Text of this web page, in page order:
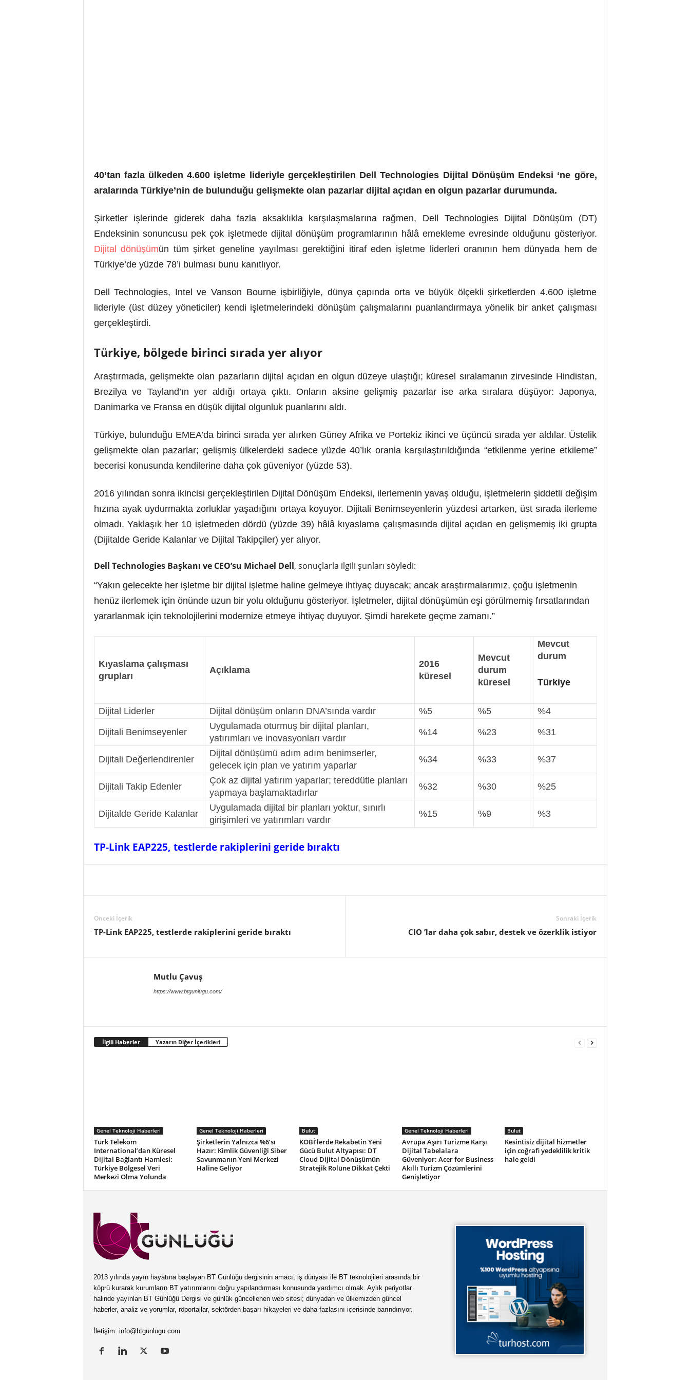
40’tan fazla ülkeden 4.600 işletme lideriyle gerçekleştirilen Dell Technologies Dijital Dönüşüm Endeksi ‘ne göre,
aralarında Türkiye’nin de bulunduğu gelişmekte olan pazarlar dijital açıdan en olgun pazarlar durumunda.
Şirketler işlerinde giderek daha fazla aksaklıkla karşılaşmalarına rağmen, Dell Technologies Dijital Dönüşüm (DT)
Endeksinin sonuncusu pek çok işletmede dijital dönüşüm programlarının hâlâ emekleme evresinde olduğunu gösteriyor.
Dijital dönüşümün tüm şirket geneline yayılması gerektiğini itiraf eden işletme liderleri oranının hem dünyada hem de
Türkiye’de yüzde 78’i bulması bunu kanıtlıyor.
Dell Technologies, Intel ve Vanson Bourne işbirliğiyle, dünya çapında orta ve büyük ölçekli şirketlerden 4.600 işletme
lideriyle (üst düzey yöneticiler) kendi işletmelerindeki dönüşüm çalışmalarını puanlandırmaya yönelik bir anket çalışması
gerçekleştirdi.
Türkiye, bölgede birinci sırada yer alıyor
Araştırmada, gelişmekte olan pazarların dijital açıdan en olgun düzeye ulaştığı; küresel sıralamanın zirvesinde Hindistan,
Brezilya ve Tayland’ın yer aldığı ortaya çıktı. Onların aksine gelişmiş pazarlar ise arka sıralara düşüyor: Japonya,
Danimarka ve Fransa en düşük dijital olgunluk puanlarını aldı.
Türkiye, bulunduğu EMEA’da birinci sırada yer alırken Güney Afrika ve Portekiz ikinci ve üçüncü sırada yer aldılar. Üstelik
gelişmekte olan pazarlar; gelişmiş ülkelerdeki sadece yüzde 40’lık oranla karşılaştırıldığında “etkilenme yerine etkileme”
becerisi konusunda kendilerine daha çok güveniyor (yüzde 53).
2016 yılından sonra ikincisi gerçekleştirilen Dijital Dönüşüm Endeksi, ilerlemenin yavaş olduğu, işletmelerin şiddetli değişim
hızına ayak uydurmakta zorluklar yaşadığını ortaya koyuyor. Dijitali Benimseyenlerin yüzdesi artarken, üst sırada ilerleme
olmadı. Yaklaşık her 10 işletmeden dördü (yüzde 39) hâlâ kıyaslama çalışmasında dijital açıdan en gelişmemiş iki grupta
(Dijitalde Geride Kalanlar ve Dijital Takipçiler) yer alıyor.
Dell Technologies Başkanı ve CEO’su Michael Dell, sonuçlarla ilgili şunları söyledi:
“Yakın gelecekte her işletme bir dijital işletme haline gelmeye ihtiyaç duyacak; ancak araştırmalarımız, çoğu işletmenin
henüz ilerlemek için önünde uzun bir yolu olduğunu gösteriyor. İşletmeler, dijital dönüşümün eşi görülmemiş fırsatlarından
yararlanmak için teknolojilerini modernize etmeye ihtiyaç duyuyor. Şimdi harekete geçme zamanı.”
Kıyaslama çalışması
grupları
Açıklama
2016
küresel
Mevcut
durum
küresel
Mevcut
durum
Türkiye
Dijital Liderler Dijital dönüşüm onların DNA’sında vardır %5 %5 %4
Dijitali Benimseyenler
Uygulamada oturmuş bir dijital planları,
yatırımları ve inovasyonları vardır
%14 %23 %31
Dijitali Değerlendirenler
Dijital dönüşümü adım adım benimserler,
gelecek için plan ve yatırım yaparlar
%34 %33 %37
Dijitali Takip Edenler
Çok az dijital yatırım yaparlar; tereddütle planları
yapmaya başlamaktadırlar
%32 %30 %25
Dijitalde Geride Kalanlar
Uygulamada dijital bir planları yoktur, sınırlı
girişimleri ve yatırımları vardır
%15 %9 %3
TP-Link EAP225, testlerde rakiplerini geride bıraktı
Önceki İçerik
TP-Link EAP225, testlerde rakiplerini geride bıraktı
Sonraki İçerik
CIO ’lar daha çok sabır, destek ve özerklik istiyor
Mutlu Çavuş
https://www.btgunlugu.com/
İlgili Haberler Yazarın Diğer İçerikleri
Genel Teknoloji Haberleri
Türk Telekom
International’dan Küresel
Dijital Bağlantı Hamlesi:
Türkiye Bölgesel Veri
Merkezi Olma Yolunda
Genel Teknoloji Haberleri
Şirketlerin Yalnızca %6’sı
Hazır: Kimlik Güvenliği Siber
Savunmanın Yeni Merkezi
Haline Geliyor
Bulut
KOBİ’lerde Rekabetin Yeni
Gücü Bulut Altyapısı: DT
Cloud Dijital Dönüşümün
Stratejik Rolüne Dikkat Çekti
Genel Teknoloji Haberleri
Avrupa Aşırı Turizme Karşı
Dijital Tabelalara
Güveniyor: Acer for Business
Akıllı Turizm Çözümlerini
Genişletiyor
Bulut
Kesintisiz dijital hizmetler
için coğrafi yedeklilik kritik
hale geldi
2013 yılında yayın hayatına başlayan BT Günlüğü dergisinin amacı; iş dünyası ile BT teknolojileri arasında bir
köprü kurarak kurumların BT yatırımlarını doğru yapılandırması konusunda yardımcı olmak. Aylık periyotlar
halinde yayınlan BT Günlüğü Dergisi ve günlük güncellenen web sitesi; dünyadan ve ülkemizden güncel
haberler, analiz ve yorumlar, röportajlar, sektörden başarı hikayeleri ve daha fazlasını içerisinde barındırıyor.
İletişim: info@btgunlugu.com